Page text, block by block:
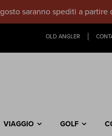
saranno spediti a partire
OLD ANGLER
VIAGGIO GOLF